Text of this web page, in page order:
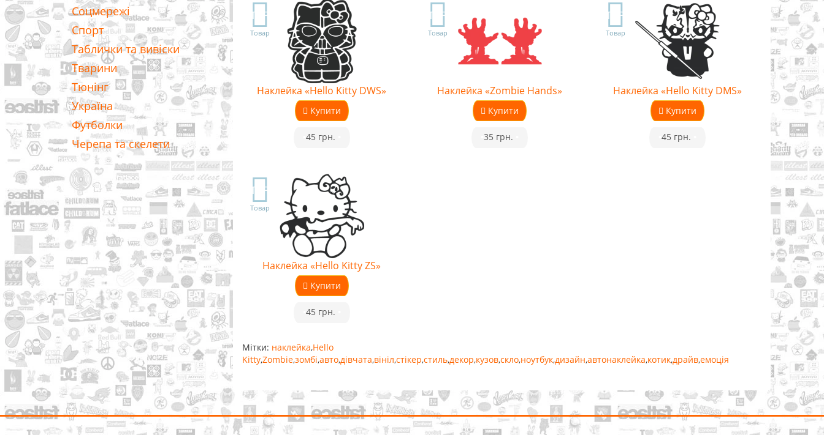
Соцмережі
Спорт
Таблички та вивіски
Тварини
Тюнінг
Україна
Футболки
Черепа та скелети
TOP
Товар
Наклейка «Hello Kitty DWS»
Купити
45 грн.
TOP
Товар
Наклейка «Zombie Hands»
Купити
35 грн.
TOP
Товар
Наклейка «Hello Kitty DMS»
Купити
45 грн.
TOP
Товар
Наклейка «Hello Kitty ZS»
Купити
45 грн.
Мітки: наклейка,Hello
Kitty,Zombie,зомбі,авто,дівчата,вініл,стікер,стиль,декор,кузов,скло,ноутбук,дизайн,автонаклейка,котик,драйв,емоція